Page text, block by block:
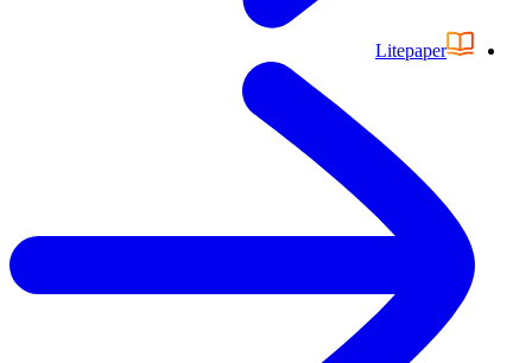
Litepaper